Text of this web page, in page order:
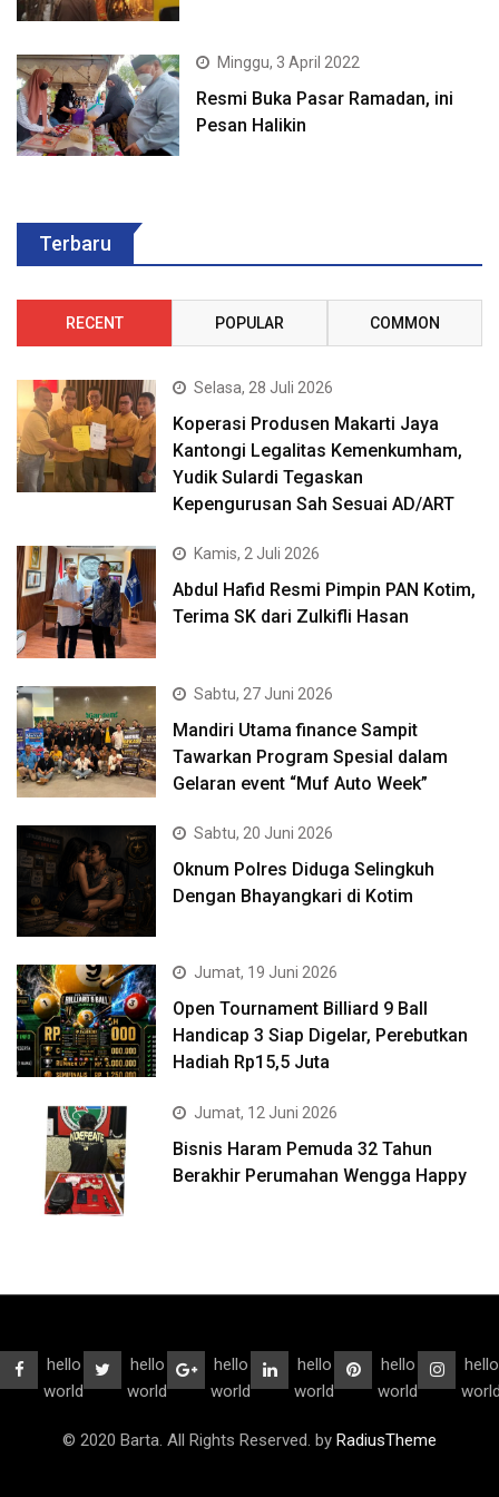
Minggu, 3 April 2022
Resmi Buka Pasar Ramadan, ini
Pesan Halikin
Terbaru
RECENT POPULAR COMMON
Selasa, 28 Juli 2026
Koperasi Produsen Makarti Jaya
Kantongi Legalitas Kemenkumham,
Yudik Sulardi Tegaskan
Kepengurusan Sah Sesuai AD/ART
Kamis, 2 Juli 2026
Abdul Hafid Resmi Pimpin PAN Kotim,
Terima SK dari Zulkifli Hasan
Sabtu, 27 Juni 2026
Mandiri Utama finance Sampit
Tawarkan Program Spesial dalam
Gelaran event “Muf Auto Week”
Sabtu, 20 Juni 2026
Oknum Polres Diduga Selingkuh
Dengan Bhayangkari di Kotim
Jumat, 19 Juni 2026
Open Tournament Billiard 9 Ball
Handicap 3 Siap Digelar, Perebutkan
Hadiah Rp15,5 Juta
Jumat, 12 Juni 2026
Bisnis Haram Pemuda 32 Tahun
Berakhir Perumahan Wengga Happy
hello
world
hello
world
hello
world
hello
world
hello
world
hello
© 2020 Barta. All Rights Reserved. by RadiusTheme